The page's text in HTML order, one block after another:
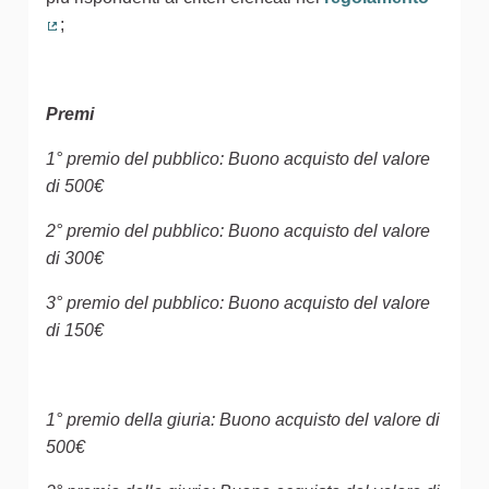
;
Premi
1° premio del pubblico: Buono acquisto del valore
di 500€
2° premio del pubblico: Buono acquisto del valore
di 300€
3° premio del pubblico: Buono acquisto del valore
di 150€
1° premio della giuria: Buono acquisto del valore di
500€